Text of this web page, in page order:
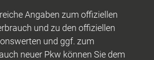
Angaben zum offiziellen
und zu den offiziellen
und ggf. zum
neuer Pkw können Sie dem